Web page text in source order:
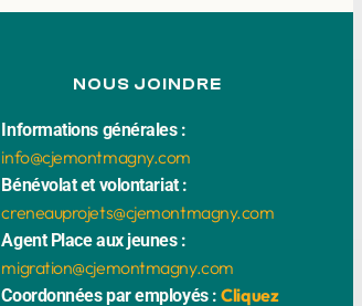
Informations générales :
info@cjemontmagny.com
Bénévolat et volontariat :
creneauprojets@cjemontmagny.com
Agent Place aux jeunes :
migration@cjemontmagny.com
Coordonnées par employés : Cliquez
NOUS JOINDRE